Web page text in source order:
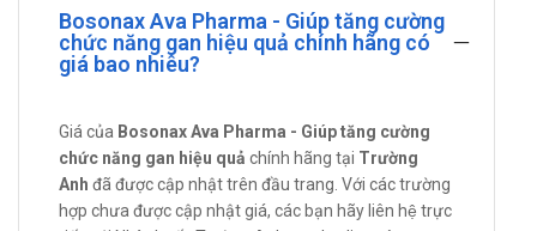
Một số thông tin về thành phần của
Bosonax Ava Pharma
Alpha Lipoic Acid: tiêu diệt các gốc tự do, giúp trẻ hóa cơ
thể cũng như ngăn ngừa các tác hại do gốc tự do gây ra
cho sức khỏe con người.
Bosonax Ava Pharma - Giúp tăng cường
chức năng gan hiệu quả chính hãng có
giá bao nhiêu?
Giá của Bosonax Ava Pharma - Giúp tăng cường
chức năng gan hiệu quả chính hãng tại Trường
Anh đã được cập nhật trên đầu trang. Với các trường
hợp chưa được cập nhật giá, các bạn hãy liên hệ trực